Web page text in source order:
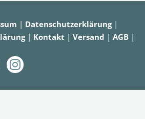
| Datenschutzerklärung|
| Kontakt | Versand | AGB |